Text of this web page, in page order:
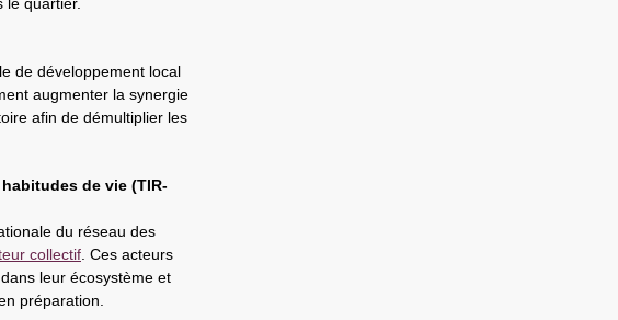
de développement local
augmenter la synergie
afin de démultiplier les
de vie (TIR-
du réseau des
collectif . Ces acteurs
leur écosystème et
préparation.